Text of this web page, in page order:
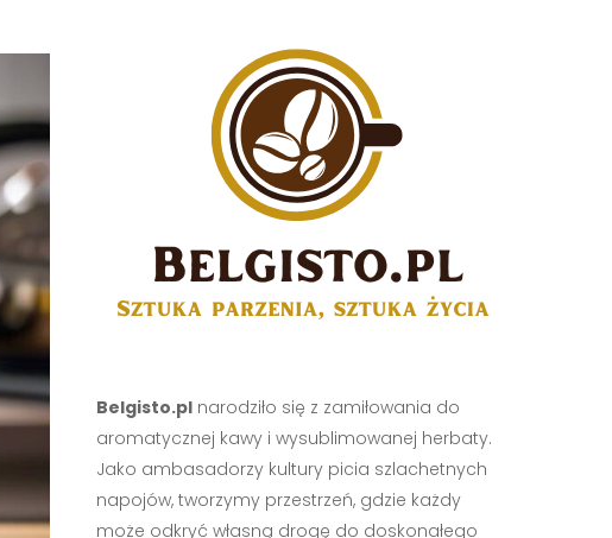
Belgisto.plnarodziło się z zamiłowania do
aromatycznej kawy i wysublimowanej herbaty.
Jako ambasadorzy kultury picia szlachetnych
napojów, tworzymy przestrzeń, gdzie każdy
może odkryć własną drogę do doskonałego